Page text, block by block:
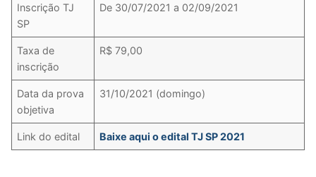
Inscrição TJ
SP
De 30/07/2021 a 02/09/2021
Taxa de
inscrição
R$ 79,00
Data da prova
objetiva
31/10/2021 (domingo)
Link do edital Baixe aqui o edital TJ SP 2021